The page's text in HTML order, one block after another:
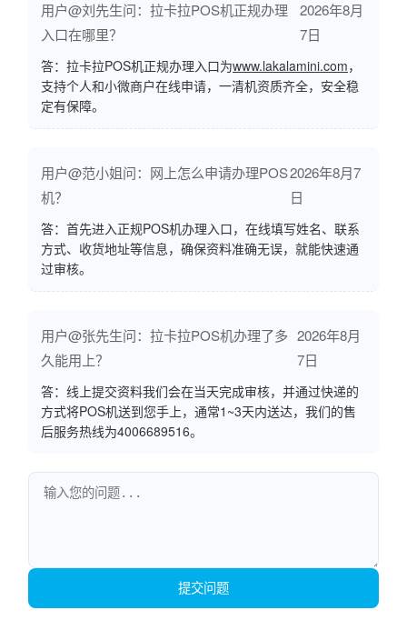
用户@刘先生问：拉卡拉POS机正规办理
入口在哪里？
2026年8月
7日
答：拉卡拉POS机正规办理入口为www.lakalamini.com，
支持个人和小微商户在线申请，一清机资质齐全，安全稳
定有保障。
用户@范小姐问：网上怎么申请办理POS
机？
2026年8月7
日
答：首先进入正规POS机办理入口，在线填写姓名、联系
方式、收货地址等信息，确保资料准确无误，就能快速通
过审核。
用户@张先生问：拉卡拉POS机办理了多
久能用上？
2026年8月
7日
答：线上提交资料我们会在当天完成审核，并通过快递的
方式将POS机送到您手上，通常1~3天内送达，我们的售
后服务热线为4006689516。
提交问题